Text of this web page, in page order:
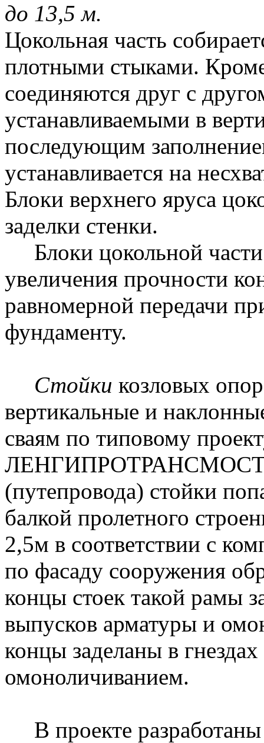
до 13,5 м.
Цокольная часть
плотными стыками.
соединяются друг с
устанавливаемыми в
последующим
устанавливается на
Блоки верхнего яруса
заделки стенки.
Блоки цокольной части
увеличения прочности
равномерной передачи
фундаменту.
Стойки козловых
вертикальные и
сваям по типовому
(путепровода) стойки
балкой пролетного
2,5м в соответствии с
по фасаду сооружения
концы стоек такой рамы
выпусков арматуры и
концы заделаны в
омоноличиванием.
В проекте